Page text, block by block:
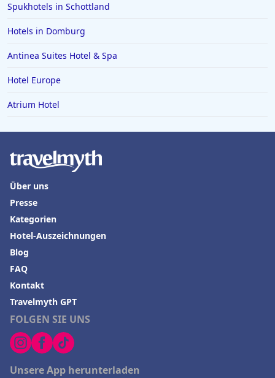
Spukhotels in Schottland
Hotels in Domburg
Antinea Suites Hotel & Spa
Hotel Europe
Atrium Hotel
FOLGEN SIE UNS
Unsere App herunterladen
Über uns
Presse
Kategorien
Hotel-Auszeichnungen
Blog
FAQ
Kontakt
Travelmyth GPT